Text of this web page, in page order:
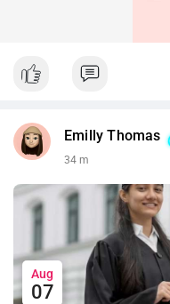
Emilly Thomas
34 m
Aug
07